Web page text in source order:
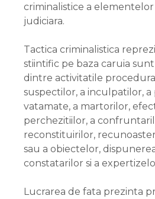
criminalistice a
judiciara.
Tactica criminalistica
stiintific pe baza caruia
dintre activitatile
suspectilor, a inculpatilor, a
vatamate, a martorilor,
perchezitiilor, a
reconstituirilor,
sau a obiectelor,
constatarilor si a
Lucrarea de fata prezinta